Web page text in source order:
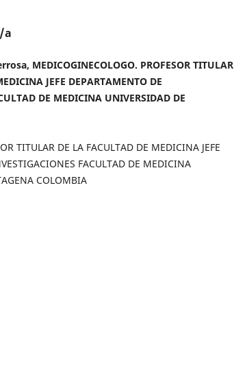
a
MEDICOGINECOLOGO. PROFESOR TITULAR
JEFE DEPARTAMENTO DE
DE MEDICINA UNIVERSIDAD DE
TITULAR DE LA FACULTAD DE MEDICINA JEFE
FACULTAD DE MEDICINA
COLOMBIA